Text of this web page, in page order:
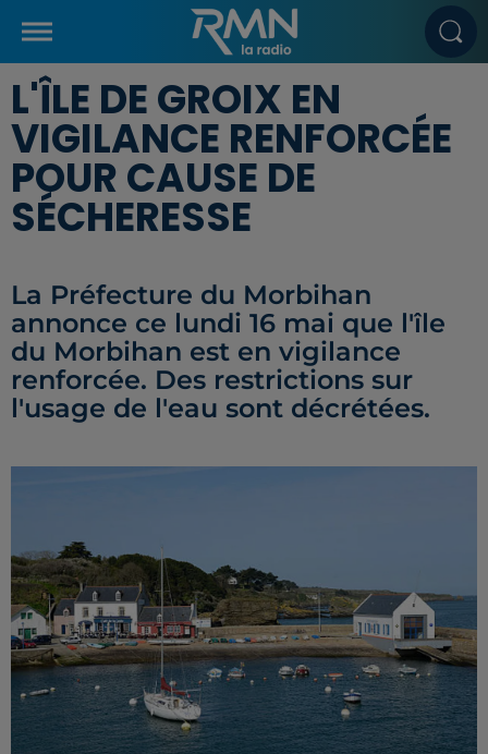
L'ÎLE DE GROIX EN
VIGILANCE RENFORCÉE
POUR CAUSE DE
SÉCHERESSE
La Préfecture du Morbihan
annonce ce lundi 16 mai que l'île
du Morbihan est en vigilance
renforcée. Des restrictions sur
l'usage de l'eau sont décrétées.